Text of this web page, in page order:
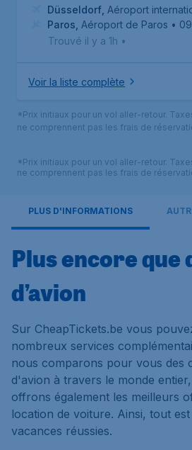
Düsseldorf Aéroport
Paros Aéroport de Paros •
Trouvé il y a 1h •
Voir la liste complète
*Prix initiaux pour un vol aller-retour.
ne comprennent pas les frais de
*Prix initiaux pour un vol aller-retour.
ne comprennent pas les frais de
PLUS D'INFORMATIONS
Plus encore que
d’avion
Sur CheapTickets.be vous
nombreux services
nous comparons pour vous des
d'avion à travers le monde
offrons également les meilleurs
location de voiture. Ainsi, tout
vacances réussies.